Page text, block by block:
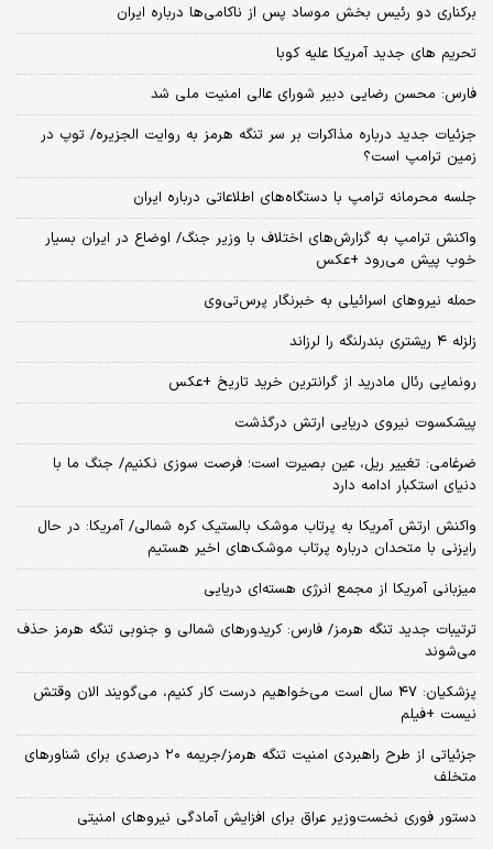
برکناری دو رئیس بخش موساد پس از ناکامی‌ها درباره ایران
تحریم های جدید آمریکا علیه کوبا
فارس: محسن رضایی دبیر شورای عالی امنیت ملی شد
جزئیات جدید درباره مذاکرات بر سر تنگه هرمز به روایت الجزیره/ توپ در
زمین ترامپ است؟
جلسه محرمانه ترامپ با دستگاه‌های اطلاعاتی درباره ایران
واکنش ترامپ به گزارش‌های اختلاف با وزیر جنگ/ اوضاع در ایران بسیار
خوب پیش می‌رود +عکس
حمله نیروهای اسرائیلی به خبرنگار پرس‌تی‌وی
زلزله ۴ ریشتری بندرلنگه را لرزاند
رونمایی رئال مادرید از گرانترین خرید تاریخ +عکس
پیشکسوت نیروی دریایی ارتش درگذشت
ضرغامی: تغییر ریل، عین بصیرت است؛ فرصت سوزی نکنیم/ جنگ ما با
دنیای استکبار ادامه دارد
واکنش ارتش آمریکا به پرتاب موشک بالستیک کره شمالی/ آمریکا: در حال
رایزنی با متحدان درباره پرتاب موشک‌های اخیر هستیم
میزبانی آمریکا از مجمع انرژی هسته‌ای دریایی
ترتیبات جدید تنگه هرمز/ فارس: کریدورهای شمالی و جنوبی تنگه هرمز حذف
می‌شوند
پزشکیان: ۴۷ سال است می‌خواهیم درست کار کنیم، می‌گویند الان وقتش
نیست +فیلم
جزئیاتی از طرح راهبردی امنیت تنگه هرمز/جریمه ۲۰ درصدی برای شناورهای
متخلف
دستور فوری نخست‌وزیر عراق برای افزایش آمادگی نیروهای امنیتی